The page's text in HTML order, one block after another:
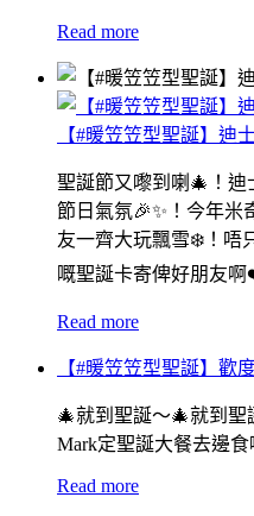
Read more
【#暖笠笠型聖誕】迪
聖誕節又嚟到喇🎄！
節日氣氛🎉✨！今年米
友一齊大玩飄雪❄️！唔
嘅聖誕卡寄俾好朋友啊
Read more
【#暖笠笠型聖誕】歡
🎄就到聖誕～🎄就到
Mark定聖誕大餐去邊食
Read more